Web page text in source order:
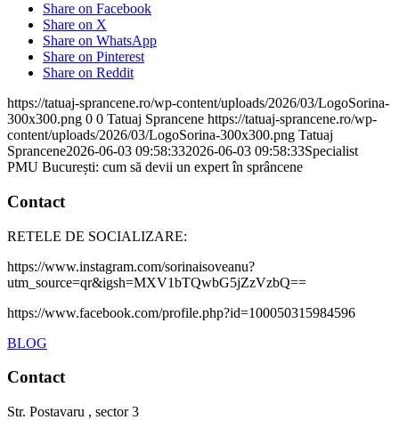
Share on Facebook
Share on X
Share on WhatsApp
Share on Pinterest
Share on Reddit
https://tatuaj-sprancene.ro/wp-content/uploads/2026/03/LogoSorina-
300x300.png 0 0 Tatuaj Sprancene https://tatuaj-sprancene.ro/wp-
content/uploads/2026/03/LogoSorina-300x300.png Tatuaj
Sprancene2026-06-03 09:58:332026-06-03 09:58:33Specialist
PMU București: cum să devii un expert în sprâncene
Contact
RETELE DE SOCIALIZARE:
https://www.instagram.com/sorinaisoveanu?
utm_source=qr&igsh=MXV1bTQwbG5jZzVzbQ==
https://www.facebook.com/profile.php?id=100050315984596
BLOG
Contact
Str. Postavaru , sector 3